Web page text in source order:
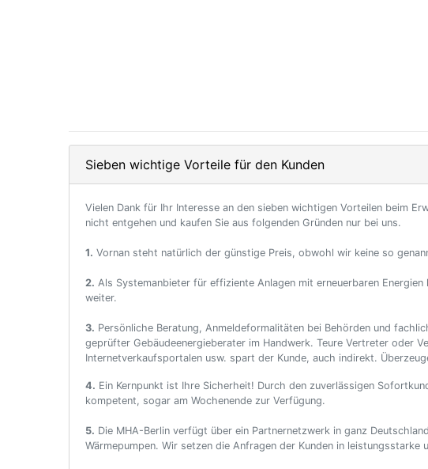
Sieben wichtige Vorteile für den Kunden
Vielen Dank für Ihr Interesse an den sieben wichtigen Vorteilen beim
nicht entgehen und kaufen Sie aus folgenden Gründen nur bei uns.
1. Vornan steht natürlich der günstige Preis, obwohl wir keine so
2. Als Systemanbieter für effiziente Anlagen mit erneuerbaren
weiter.
3. Persönliche Beratung, Anmeldeformalitäten bei Behörden und
geprüfter Gebäudeenergieberater im Handwerk. Teure Vertreter oder
Internetverkaufsportalen usw. spart der Kunde, auch indirekt.
4. Ein Kernpunkt ist Ihre Sicherheit! Durch den zuverlässigen
kompetent, sogar am Wochenende zur Verfügung.
5. Die MHA-Berlin verfügt über ein Partnernetzwerk in ganz
Wärmepumpen. Wir setzen die Anfragen der Kunden in leistungsstarke